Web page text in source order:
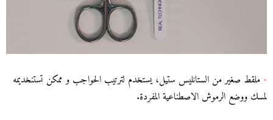
•ملقط صغير من الستانليس ستيل، يستخدم لترتيب الحواجب و ممكن تستنخديمه
لمسك ووضع الرموش الاصطناعية المفردة.